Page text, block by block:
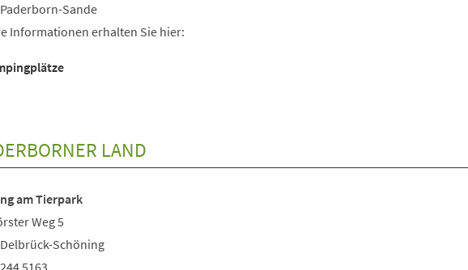
Sande
Informationen erhalten Sie hier:
LAND
am Tierpark
Weg 5
Schöning
5163